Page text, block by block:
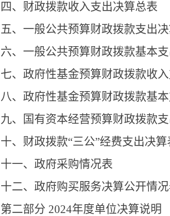
四、财政拨款收入支出决算总表
五、一般公共预算财政拨款支出
六、一般公共预算财政拨款基本
七、政府性基金预算财政拨款收
八、政府性基金预算财政拨款基
九、国有资本经营预算财政拨款
十、财政拨款“三公”经费支出决算
十一、政府采购情况表
十二、政府购买服务决算公开情
第二部分 2024年度单位决算说明